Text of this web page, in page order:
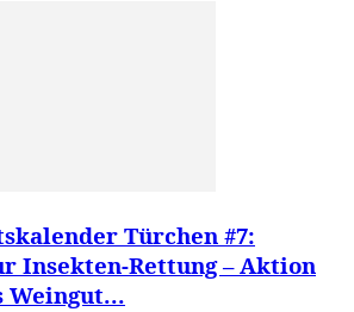
Türchen #7:
Insekten-Rettung – Aktion
Weingut...